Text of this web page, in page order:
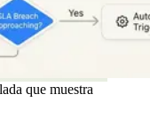
que muestra